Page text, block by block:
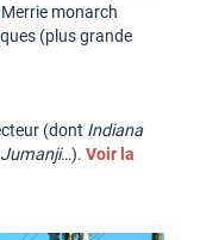
monarch
(plus grande
(dont Indiana
Jumanji…). Voir la